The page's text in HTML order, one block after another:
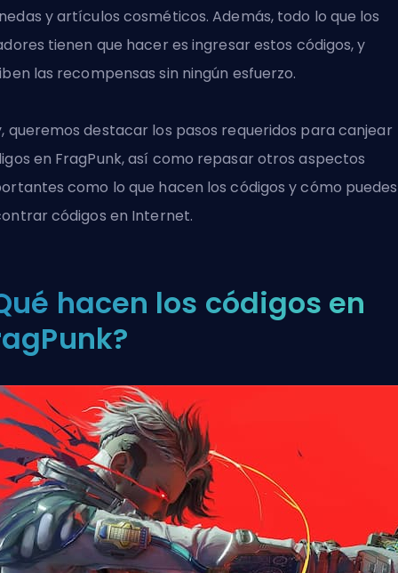
y artículos cosméticos. Además, todo lo que los
tienen que hacer es ingresar estos códigos, y
las recompensas sin ningún esfuerzo.
queremos destacar los pasos requeridos para canjear
en FragPunk, así como repasar otros aspectos
como lo que hacen los códigos y cómo puedes
códigos en Internet.
hacen los códigos en